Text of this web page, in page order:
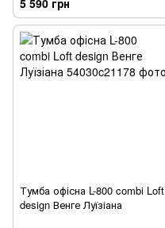
5 590 грн
Тумба офісна L-800 combi Loft
design Венге Луїзіана